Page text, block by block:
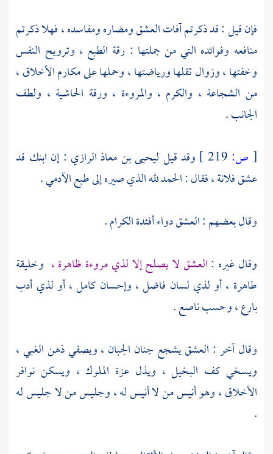
فإن قيل : قد ذكرتم آفات العشق ومضاره ومفاسده ، فهلا ذكرتم
منافعه وفوائده التي من جملتها : رقة الطبع ، وترويح النفس
وخفتها ، وزوال ثقلها ورياضتها ، وحملها على مكارم الأخلاق ،
من الشجاعة ، والكرم ، والمروءة ، ورقة الحاشية ، ولطف
الجانب .
[ ص: وقد قيل ليحيى بن معاذ الرازي : إن ابنك قد
عشق فلانة ، فقال : الحمد لله الذي صيره إلى طبع الآدمي .
وقال بعضهم : العشق دواء أفئدة الكرام .
وقال غيره :العشق لا يصلح إلا لذي مروءة ظاهرة ، وخليقة
طاهرة ، أو لذي لسان فاضل ، وإحسان كامل ، أو لذي أدب
بارع ، وحسب ناصع .
وقال آخر : العشق يشجع جنان الجبان ، ويصفي ذهن الغبي ،
ويسخي كف البخيل ، ويذل عزة الملوك ، ويسكن نوافر
الأخلاق ، وهو أنيس من لا أنيس له ، وجليس من لا جليس له
.